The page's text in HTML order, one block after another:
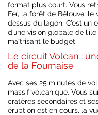
format plus court. Vous
Fer, la forêt de Bélouve,
dessus du lagon. C’est
d’une vision globale de
maîtrisant le budget.
Le circuit Volcan :
de la Fournaise
Avec ses 25 minutes de
massif volcanique. Vous
cratères secondaires et
éruption est en cours, la